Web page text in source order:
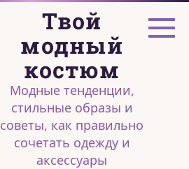
Твой
модный
костюм
Модные тенденции,
стильные образы и
советы, как правильно
сочетать одежду и
аксессуары